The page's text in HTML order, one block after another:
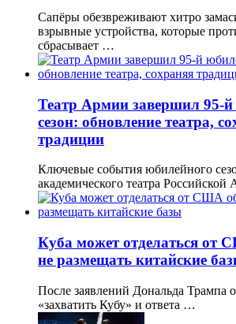
Сапёры обезвреживают хитро
взрывные устройства, которые
сбрасывает …
Театр Армии завершил 95-
сезон: обновление театра,
традиции
Ключевые события юбилейного
академического театра
Куба может отделаться от
не размещать китайские
После заявлений Дональда Трампа
«захватить Кубу» и ответа …